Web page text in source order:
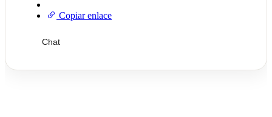
Copiar enlace
Chat